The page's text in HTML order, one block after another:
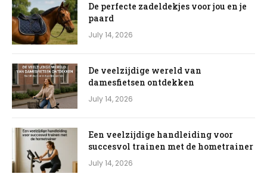
De perfecte zadeldekjes voor jou en je
paard
July 14, 2026
De veelzijdige wereld van
damesfietsen ontdekken
July 14, 2026
Een veelzijdige handleiding voor
succesvol trainen met de hometrainer
July 14, 2026